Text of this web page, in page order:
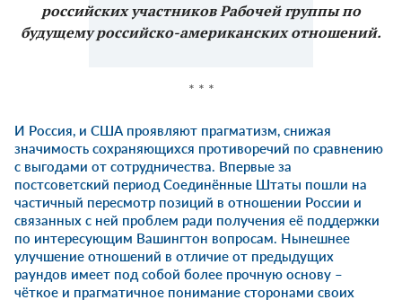
российских участников Рабочей группы по
будущему российско-американскиx отношений.
* * *
И Россия, и США проявляют прагматизм, снижая
значимость сохраняющихся противоречий по сравнению
с выгодами от сотрудничества. Впервые за
постсоветский период Соединённые Штаты пошли на
частичный пересмотр позиций в отношении России и
связанных с ней проблем ради получения её поддержки
по интересующим Вашингтон вопросам. Нынешнее
улучшение отношений в отличие от предыдущих
раундов имеет под собой более прочную основу –
чёткое и прагматичное понимание сторонами своих